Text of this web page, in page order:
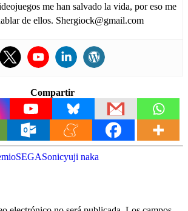
me han salvado la vida, por eso me
de ellos. Shergiock@gmail.com
Compartir
SEGASonicyuji naka